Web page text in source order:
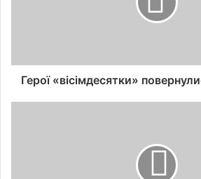
Герої «вісімдесятки»